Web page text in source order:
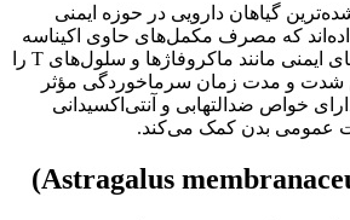
گیاهان دارویی در حوزه ایمنی
که مصرف مکمل‌های حاوی اکیناسه
می‌تواند فعالیت سلول‌های ایمنی مانند ماکروفاژها و سلول‌های T را
شدت و مدت زمان سرماخوردگی مؤثر
خواص ضدالتهابی و آنتی‌اکسیدانی
عمومی بدن کمک می‌کند.